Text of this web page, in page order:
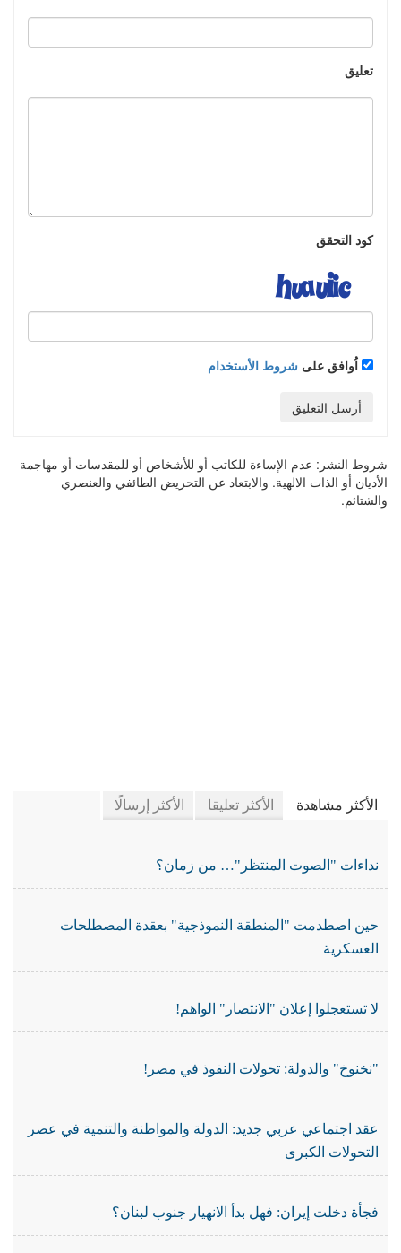
تعليق
كود التحقق
اُوافق على شروط الأستخدام
أرسل التعليق
شروط النشر: عدم الإساءة للكاتب أو للأشخاص أو للمقدسات أو مهاجمة
الأديان أو الذات الالهية. والابتعاد عن التحريض الطائفي والعنصري
والشتائم.
الأكثر مشاهدة الأكثر تعليقا الأكثر إرسالًا
نداءات "الصوت المنتظر"… من زمان؟
حين اصطدمت "المنطقة النموذجية" بعقدة المصطلحات
العسكرية
لا تستعجلوا إعلان "الانتصار" الواهم!
"نخنوخ" والدولة: تحولات النفوذ في مصر!
عقد اجتماعي عربي جديد: الدولة والمواطنة والتنمية في عصر
التحولات الكبرى
فجأة دخلت إيران: فهل بدأ الانهيار جنوب لبنان؟